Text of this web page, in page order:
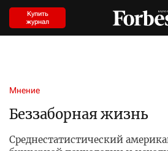
Купить
журнал
Мнение
Беззаборная жизнь
Среднестатистический